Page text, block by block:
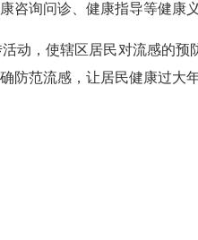
咨询问诊、健康指导等健康
，使辖区居民对流感的预
防范流感，让居民健康过大年